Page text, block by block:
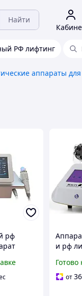
Найти
РФ лифтинг
рф
и рф
Готово
от